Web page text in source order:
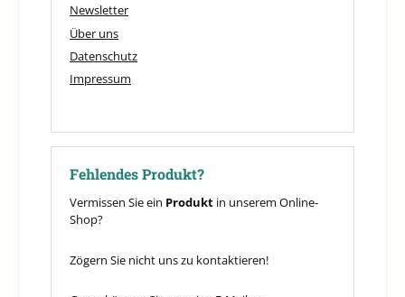
Newsletter
Über uns
Datenschutz
Impressum
Fehlendes Produkt?
Vermissen Sie ein Produkt in unserem Online-
Shop?
Zögern Sie nicht uns zu kontaktieren!